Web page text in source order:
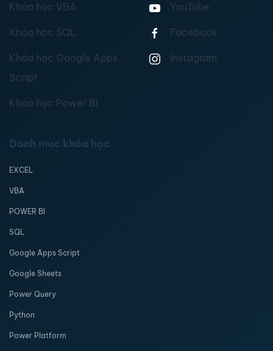
Khóa học VBA
Khóa học SQL
Khóa học Google Apps
Script
Khóa học Power BI
YouTube
Facebook
Instagram
Danh mục khóa học
EXCEL
VBA
POWER BI
SQL
Google Apps Script
Google Sheets
Power Query
Python
Power Platform